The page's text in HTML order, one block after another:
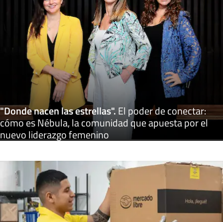
"Donde nacen las estrellas".El poder de conectar:
cómo es Nébula, la comunidad que apuesta por el
nuevo liderazgo femenino